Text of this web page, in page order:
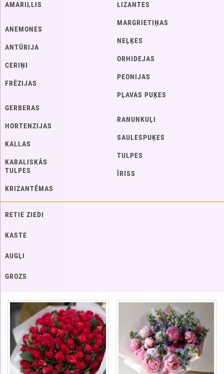
AMARILLIS
ANEMONES
ANTŪRIJA
CERIŅI
FRĒZIJAS
GERBERAS
HORTENZIJAS
KALLAS
KARALISKĀS
TULPES
KRIZANTĒMAS
LIZANTES
MARGRIETIŅAS
NEĻĶES
ORHIDEJAS
PEONIJAS
PĻAVAS PUĶES
RANUNKUĻI
SAULESPUĶES
TULPES
ĪRISS
RETIE ZIEDI
KASTE
AUGĻI
GROZS